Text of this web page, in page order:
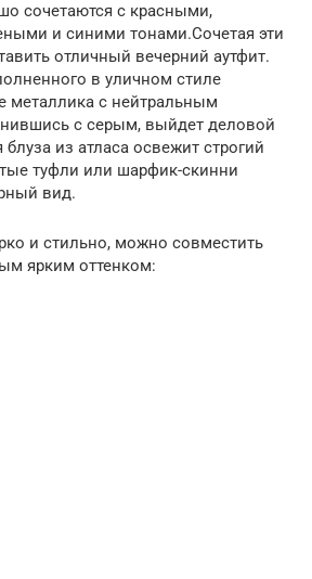
сочетаются с красными,
и синими тонами.Сочетая эти
отличный вечерний аутфит.
в уличном стиле
металлика с нейтральным
с серым, выйдет деловой
из атласа освежит строгий
туфли или шарфик-скинни
вид.
и стильно, можно совместить
ярким оттенком: